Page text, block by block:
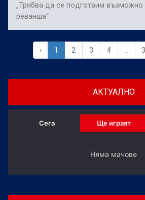
„Трябва да се подготвим възможно
реванша“
‹ 1 2 3 4
АКТУАЛНО
Сега Ще играят
Няма мачове